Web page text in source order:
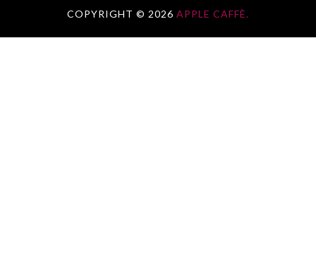
COPYRIGHT © 2026 APPLE CAFFÈ.